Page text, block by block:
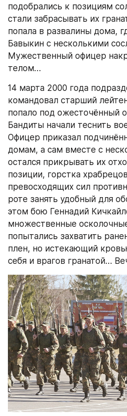
подобрались к позициям
стали забрасывать их
попала в развалины дома,
Бавыкин с несколькими
Мужественный офицер
телом…
14 марта 2000 года
командовал старший
попало под ожесточённый
Бандиты начали теснить
Офицер приказал
домам, а сам вместе с
остался прикрывать их
позиции, горстка
превосходящих сил
роте занять удобный для
этом бою Геннадий
множественные
попытались захватить
плен, но истекающий
себя и врагов гранатой…